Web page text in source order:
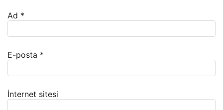
Ad *
E-posta *
İnternet sitesi